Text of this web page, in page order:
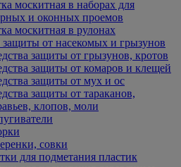
москитная в наборах для
и оконных проемов
москитная в рулонах
защиты от насекомых и грызунов
защиты от грызунов, кротов
защиты от комаров и клещей
защиты от мух и ос
защиты от тараканов,
клопов, моли
совки
для подметания пластик